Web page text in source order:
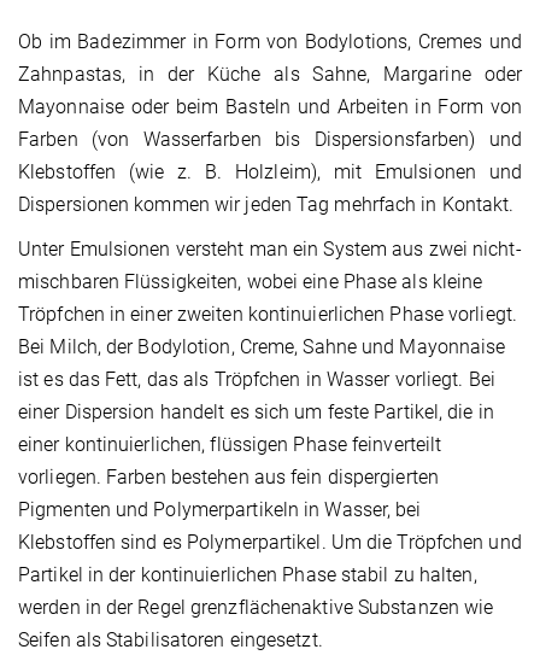
Ob im Badezimmer in Form von Bodylotions, Cremes und
Zahnpastas, in der Küche als Sahne, Margarine oder
Mayonnaise oder beim Basteln und Arbeiten in Form von
Farben (von Wasserfarben bis Dispersionsfarben) und
Klebstoffen (wie z. B. Holzleim), mit Emulsionen und
Dispersionen kommen wir jeden Tag mehrfach in Kontakt.
Unter Emulsionen versteht man ein System aus zwei nicht-
mischbaren Flüssigkeiten, wobei eine Phase als kleine
Tröpfchen in einer zweiten kontinuierlichen Phase vorliegt.
Bei Milch, der Bodylotion, Creme, Sahne und Mayonnaise
ist es das Fett, das als Tröpfchen in Wasser vorliegt. Bei
einer Dispersion handelt es sich um feste Partikel, die in
einer kontinuierlichen, flüssigen Phase feinverteilt
vorliegen. Farben bestehen aus fein dispergierten
Pigmenten und Polymerpartikeln in Wasser, bei
Klebstoffen sind es Polymerpartikel. Um die Tröpfchen und
Partikel in der kontinuierlichen Phase stabil zu halten,
werden in der Regel grenzflächenaktive Substanzen wie
Seifen als Stabilisatoren eingesetzt.